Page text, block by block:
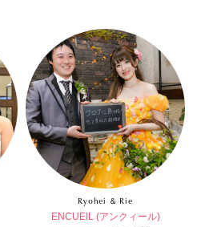
Ryohei ＆ Rie
ENCUEIL (アンクィール)